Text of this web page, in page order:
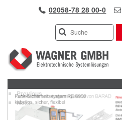
02058-78 28 00-0
INDUSTRIEVERTRETUNG
UNSER TEAM
WIR ÜBER UNS
Previous
Next